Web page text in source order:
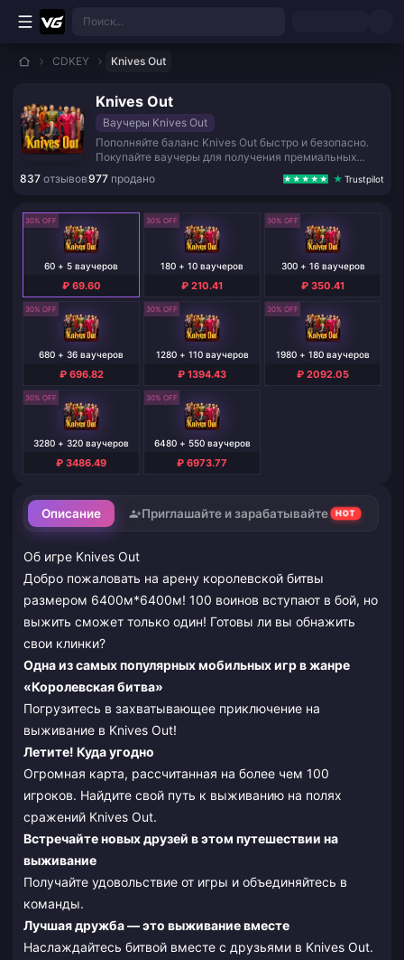
Перейти к основному контенту
Поиск...
CDKEY Knives Out
Knives Out
Ваучеры Knives Out
Пополняйте баланс Knives Out быстро и безопасно.
Покупайте ваучеры для получения премиальных
предметов, боевых пропусков и эксклюзивных
наград. Мгновенная доставка на ваш email.
837 отзывов977 продано Trustpilot
Описание Приглашайте и зарабатывайте HOT
Об игре Knives Out
Добро пожаловать на арену королевской битвы
размером 6400м*6400м! 100 воинов вступают в бой, но
выжить сможет только один! Готовы ли вы обнажить
свои клинки?
Одна из самых популярных мобильных игр в жанре
«Королевская битва»
Погрузитесь в захватывающее приключение на
выживание в Knives Out!
Летите! Куда угодно
Огромная карта, рассчитанная на более чем 100
игроков. Найдите свой путь к выживанию на полях
сражений Knives Out.
Встречайте новых друзей в этом путешествии на
выживание
Получайте удовольствие от игры и объединяйтесь в
команды.
Лучшая дружба — это выживание вместе
Наслаждайтесь битвой вместе с друзьями в Knives Out.
30% OFF
60 + 5 ваучеров
₽ 69.60
30% OFF
180 + 10 ваучеров
₽ 210.41
30% OFF
300 + 16 ваучеров
₽ 350.41
30% OFF
680 + 36 ваучеров
₽ 696.82
30% OFF
1280 + 110 ваучеров
₽ 1394.43
30% OFF
1980 + 180 ваучеров
₽ 2092.05
30% OFF
3280 + 320 ваучеров
₽ 3486.49
30% OFF
6480 + 550 ваучеров
₽ 6973.77